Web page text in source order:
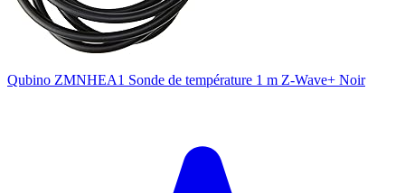
Qubino ZMNHEA1 Sonde de température 1 m Z-Wave+ Noir